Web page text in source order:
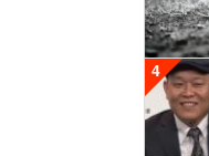
4